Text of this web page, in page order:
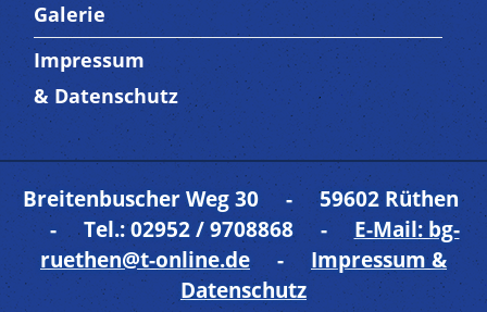
Galerie
Trenner 5
Impressum
& Datenschutz
Breitenbuscher Weg 30 - 59602 Rüthen
- Tel.: 02952 / 9708868 - E-Mail: bg-
ruethen@t-online.de- Impressum &
Datenschutz